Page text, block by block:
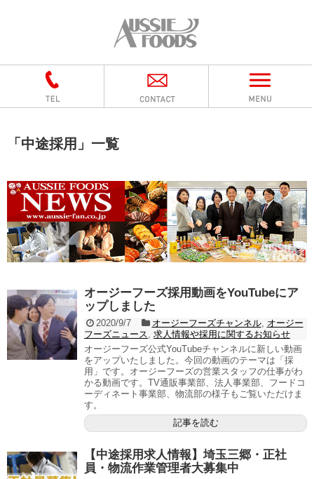
「 中途採用 」 一覧
オージーフーズ採用動画をYouTubeにア
ップしました
2020/9/7 オージーフーズチャンネル, オージー
フーズニュース, 求人情報や採用に関するお知らせ
オージーフーズ公式YouTubeチャンネルに新しい動画
をアップいたしました。今回の動画のテーマは「採
用」です。オージーフーズの営業スタッフの仕事がわ
かる動画です。TV通販事業部、法人事業部、フードコ
ーディネート事業部、物流部の様子もご覧いただけま
す。
記事を読む
【中途採用求人情報】埼玉三郷・正社
員・物流作業管理者大募集中